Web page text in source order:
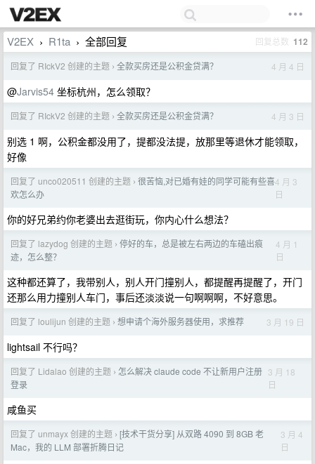
V2EX › R1ta › 全部回复 回复总数 112
回复了 RIckV2 创建的主题 › 全款买房还是公积金贷满？ 4 月 4 日
@Jarvis54 坐标杭州，怎么领取？
回复了 RIckV2 创建的主题 › 全款买房还是公积金贷满？ 4 月 3 日
别选 1 啊，公积金都没用了，提都没法提，放那里等退休才能领取，
好像
回复了 unco020511 创建的主题 › 很苦恼,对已婚有娃的同学可能有些喜
欢怎么办
4 月 3
日
你的好兄弟约你老婆出去逛街玩，你内心什么想法？
回复了 lazydog 创建的主题 › 停好的车，总是被左右两边的车磕出痕
迹，怎么整？
4 月 1
日
这种都还算了，我带别人，别人开门撞别人，都提醒再提醒了，开门
还那么用力撞别人车门，事后还淡淡说一句啊啊啊，不好意思。
回复了 loulijun 创建的主题 › 想申请个海外服务器使用，求推荐 3 月 19 日
lightsail 不行吗？
回复了 Lidalao 创建的主题 › 怎么解决 claude code 不让新用户注册
登录
3 月 18
日
咸鱼买
回复了 unmayx 创建的主题 › [技术干货分享] 从双路 4090 到 8GB 老
Mac，我的 LLM 部署折腾日记
3 月 4
日